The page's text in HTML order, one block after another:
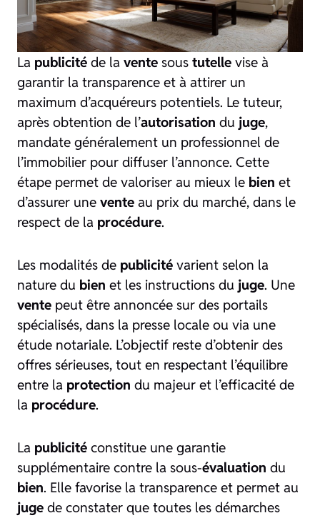
La publicité de la vente sous tutelle vise à
garantir la transparence et à attirer un
maximum d’acquéreurs potentiels. Le tuteur,
après obtention de l’autorisation du juge,
mandate généralement un professionnel de
l’immobilier pour diffuser l’annonce. Cette
étape permet de valoriser au mieux le bien et
d’assurer une vente au prix du marché, dans le
respect de la procédure.
Les modalités de publicité varient selon la
nature du bien et les instructions du juge. Une
vente peut être annoncée sur des portails
spécialisés, dans la presse locale ou via une
étude notariale. L’objectif reste d’obtenir des
offres sérieuses, tout en respectant l’équilibre
entre la protection du majeur et l’efficacité de
la procédure.
La publicité constitue une garantie
supplémentaire contre la sous-évaluation du
bien. Elle favorise la transparence et permet au
juge de constater que toutes les démarches